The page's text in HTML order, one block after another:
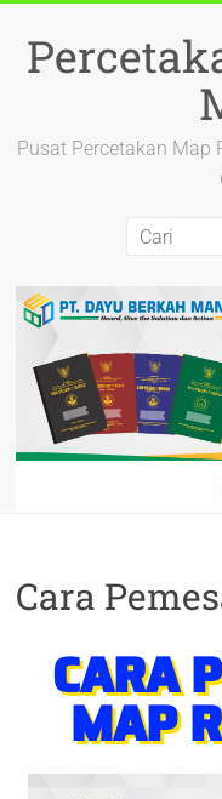
Pusat Percetakan Map
Cara
CARA
MAP